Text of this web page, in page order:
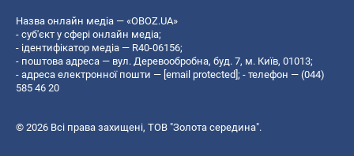
Назва онлайн медіа — «OBOZ.UA»
- суб'єкт у сфері онлайн медіа;
- ідентифікатор медіа — R40-06156;
- поштова адреса — вул. Деревообробна, буд. 7, м. Київ, 01013;
- адреса електронної пошти — [email protected]; - телефон — (044)
585 46 20
© 2026 Всі права захищені, ТОВ "Золота середина".